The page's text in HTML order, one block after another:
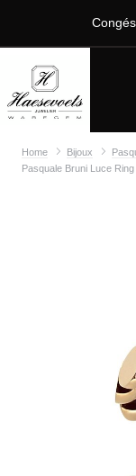
Home Bijoux
Pasquale Bruni Luce